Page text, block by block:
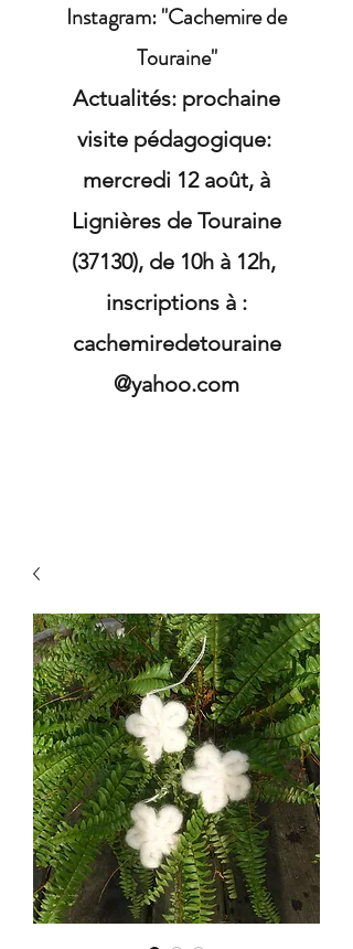
Instagram: "Cachemire de
Touraine"
Actualités: prochaine
visite pédagogique:
mercredi 12 août, à
Lignières de Touraine
(37130), de 10h à 12h,
inscriptions à :
cachemiredetouraine
@yahoo.com